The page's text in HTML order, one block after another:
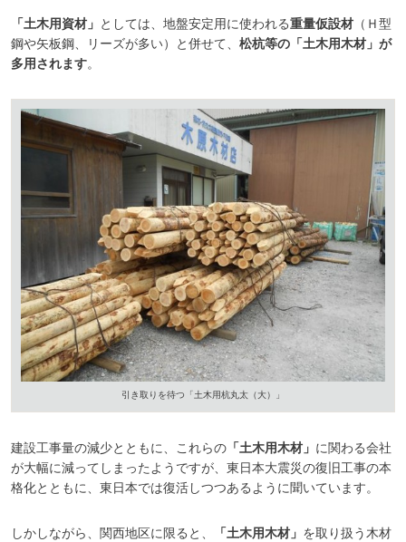
「土木用資材」 としては、地盤安定用に使われる重量仮設材 （Ｈ型
鋼や矢板鋼、リーズが多い）と併せて、 松杭等の「土木用木材」が
多用されます。
引き取りを待つ「土木用杭丸太（大）」
建設工事量の減少とともに、これらの 「土木用木材」 に関わる会社
が大幅に減ってしまったようですが、東日本大震災の復旧工事の本
格化とともに、東日本では復活しつつあるように聞いています。
しかしながら、関西地区に限ると、 「土木用木材」 を取り扱う木材